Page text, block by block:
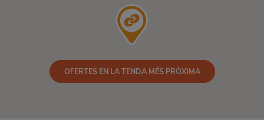
OFERTES EN LA TENDA MÉS PRÒXIMA